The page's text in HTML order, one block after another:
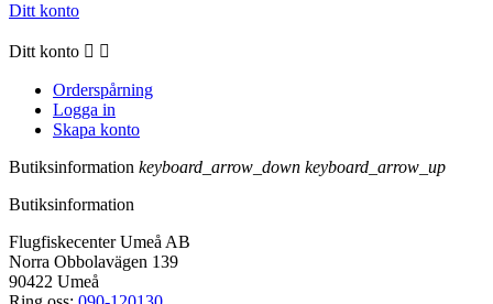
Ditt konto
Ditt konto  
Orderspårning
Logga in
Skapa konto
Butiksinformation keyboard_arrow_down keyboard_arrow_up
Butiksinformation
Flugfiskecenter Umeå AB
Norra Obbolavägen 139
90422 Umeå